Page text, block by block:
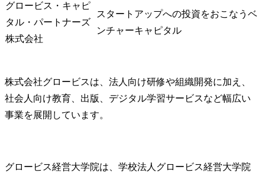
グロービス・キャピ
タル・パートナーズ
株式会社
スタートアップへの投資をおこなうベ
ンチャーキャピタル
株式会社グロービスは、法人向け研修や組織開発に加え、
社会人向け教育、出版、デジタル学習サービスなど幅広い
事業を展開しています。
グロービス経営大学院は、学校法人グロービス経営大学院